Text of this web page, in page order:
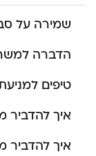
שמירה על
הדברה
טיפים
איך להדביר
איך להדביר